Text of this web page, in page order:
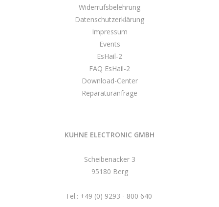
Widerrufsbelehrung
Datenschutzerklärung
Impressum
Events
EsHail-2
FAQ EsHail-2
Download-Center
Reparaturanfrage
KUHNE ELECTRONIC GMBH
Scheibenacker 3
95180 Berg
Tel.: +49 (0) 9293 - 800 640